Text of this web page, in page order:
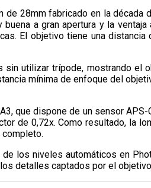
de 28mm fabricado en la
a gran apertura y la
El objetivo tiene una
utilizar trípode, mostrando el
mínima de enfoque del
que dispone de un sensor
de 0,72x. Como resultado, la
los niveles automáticos en
detalles captados por el